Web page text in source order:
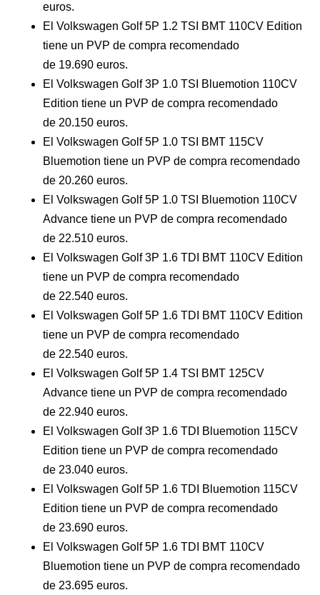
euros.
El Volkswagen Golf 5P 1.2 TSI BMT 110CV Edition
tiene un PVP de compra recomendado
de 19.690 euros.
El Volkswagen Golf 3P 1.0 TSI Bluemotion 110CV
Edition tiene un PVP de compra recomendado
de 20.150 euros.
El Volkswagen Golf 5P 1.0 TSI BMT 115CV
Bluemotion tiene un PVP de compra recomendado
de 20.260 euros.
El Volkswagen Golf 5P 1.0 TSI Bluemotion 110CV
Advance tiene un PVP de compra recomendado
de 22.510 euros.
El Volkswagen Golf 3P 1.6 TDI BMT 110CV Edition
tiene un PVP de compra recomendado
de 22.540 euros.
El Volkswagen Golf 5P 1.6 TDI BMT 110CV Edition
tiene un PVP de compra recomendado
de 22.540 euros.
El Volkswagen Golf 5P 1.4 TSI BMT 125CV
Advance tiene un PVP de compra recomendado
de 22.940 euros.
El Volkswagen Golf 3P 1.6 TDI Bluemotion 115CV
Edition tiene un PVP de compra recomendado
de 23.040 euros.
El Volkswagen Golf 5P 1.6 TDI Bluemotion 115CV
Edition tiene un PVP de compra recomendado
de 23.690 euros.
El Volkswagen Golf 5P 1.6 TDI BMT 110CV
Bluemotion tiene un PVP de compra recomendado
de 23.695 euros.